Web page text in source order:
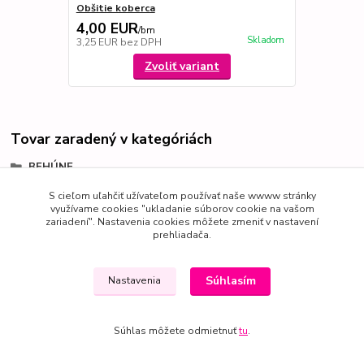
Obšitie koberca
4,00 EUR/bm
3,25 EUR bez DPH Skladom
Zvoliť variant
Tovar zaradený v kategóriách
BEHÚNE
Shaggy
S cieľom uľahčiť užívateľom používať naše wwww stránky
využívame cookies "ukladanie súborov cookie na vašom
zariadení". Nastavenia cookies môžete zmeniť v nastavení
prehliadača.
Nastavenia Súhlasím
Súhlas môžete odmietnuťtu.